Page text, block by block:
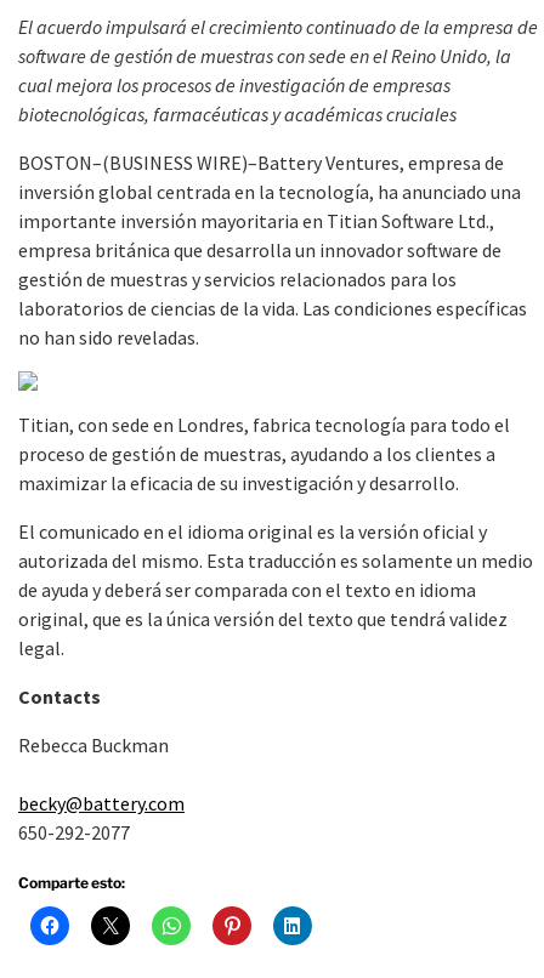
El acuerdo impulsará el crecimiento continuado de la empresa de
software de gestión de muestras con sede en el Reino Unido, la
cual mejora los procesos de investigación de empresas
biotecnológicas, farmacéuticas y académicascruciales
BOSTON–(BUSINESS WIRE)–Battery Ventures, empresa de
inversión global centrada en la tecnología, ha anunciado una
importante inversión mayoritaria en Titian Software Ltd.,
empresa británica que desarrolla un innovador software de
gestión de muestras y servicios relacionados para los
laboratorios de ciencias de la vida. Las condiciones específicas
no han sido reveladas.
Titian, con sede en Londres, fabrica tecnología para todo el
proceso de gestión de muestras, ayudando a los clientes a
maximizar la eficacia de su investigación y desarrollo.
El comunicado en el idioma original es la versión oficial y
autorizada del mismo. Esta traducción es solamente un medio
de ayuda y deberá ser comparada con el texto en idioma
original, que es la única versión del texto que tendrá validez
legal.
Contacts
Rebecca Buckman
becky@battery.com
650-292-2077
Comparte esto: